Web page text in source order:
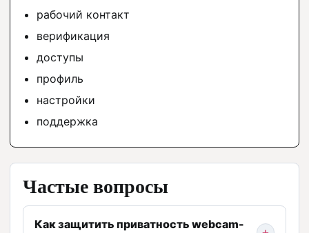
рабочий контакт
верификация
доступы
профиль
настройки
поддержка
Частые вопросы
Как защитить приватность webcam-